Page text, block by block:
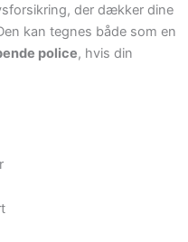
der dækker dine
kan tegnes både som en
police, hvis din